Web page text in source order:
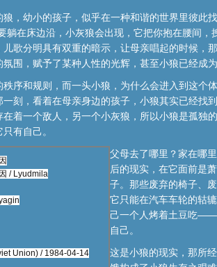
，幼小的孩子，似乎在一种和谐的世界里彼此
躺在床边沿，小灰狼会出现，它把你抱在腰间
歌分明具有双重的暗示，让母亲唱起的时候，
围，赋予了某种人性的光辉，甚至小狼已经成为
序和规则，而一头小狼，为什么会进入到这个
刻，看着在母亲身边的孩子，小狼其实已经找
着一个敌人，另一个小灰狼，所以小狼是孤独
有自己。
/ Lyudmila
Union) / 1984-04-14
父母去了哪里？家在哪
后的现实，在它面前是
子。那些废弃的椅子、
它只能在汽车车轮的轱
己一个人烤着土豆吃——
自己。
这是小狼的现实，那所